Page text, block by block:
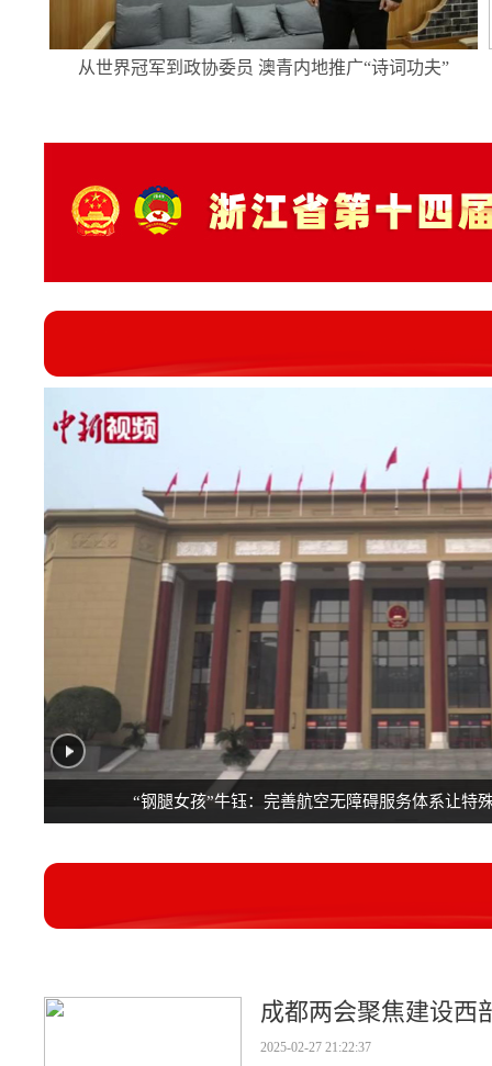
从世界冠军到政协委员 澳青内地推广“诗词功夫”
“钢腿女孩”牛钰：完善航空无障碍服务体系让特
成都两会聚焦建设西
2025-02-27 21:22:37